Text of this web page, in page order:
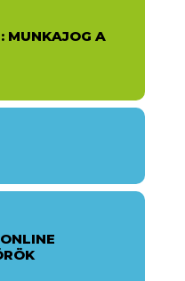
MUNKAJOG A